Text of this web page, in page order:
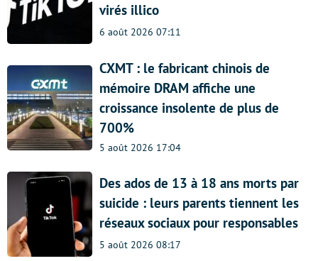
virés illico
6 août 2026 07:11
CXMT : le fabricant chinois de
mémoire DRAM affiche une
croissance insolente de plus de
700%
5 août 2026 17:04
Des ados de 13 à 18 ans morts par
suicide : leurs parents tiennent les
réseaux sociaux pour responsables
5 août 2026 08:17